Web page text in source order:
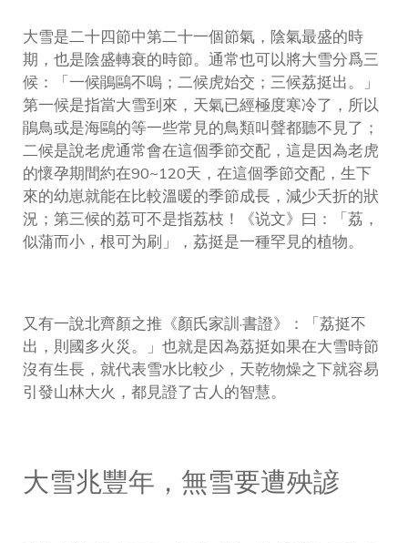
大雪是二十四節中第二十一個節氣，陰氣最盛的時
期，也是陰盛轉衰的時節。通常也可以將大雪分爲三
候：「一候鵑鷗不嗚；二候虎始交；三候荔挺出。」
第一候是指當大雪到來，天氣已經極度寒冷了，所以
鵑鳥或是海鷗的等一些常見的鳥類叫聲都聽不見了；
二候是說老虎通常會在這個季節交配，這是因為老虎
的懷孕期間約在90~120天，在這個季節交配，生下
來的幼崽就能在比較溫暖的季節成長，減少夭折的狀
況；第三候的荔可不是指荔枝！《说文》曰：「荔，
似蒲而小，根可为刷」，荔挺是一種罕見的植物。
又有一說北齊顏之推《顏氏家訓·書證》：「荔挺不
出，則國多火災。」也就是因為荔挺如果在大雪時節
沒有生長，就代表雪水比較少，天乾物燥之下就容易
引發山林大火，都見證了古人的智慧。
大雪兆豐年，無雪要遭殃諺